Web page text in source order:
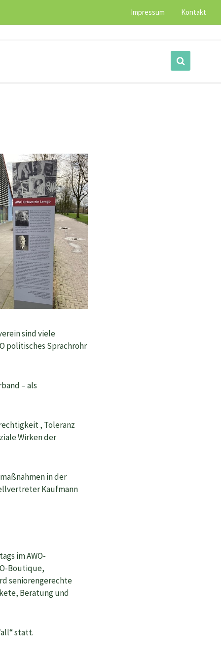
Impressum Kontakt
sind viele
politisches Sprachrohr
– als
, Toleranz
Wirken der
in der
Kaufmann
im AWO-
Boutique,
seniorengerechte
Beratung und
statt.